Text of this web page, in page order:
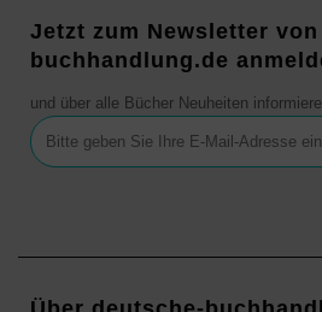
Jetzt zum Newsletter
buchhandlung.de
und über alle Bücher Neuheiten